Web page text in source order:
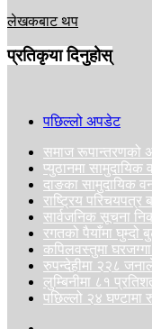
लेखकबाट थप
प्रतिकृया दिनुहोस्
पछिल्लो अपडेट
समाज रूपान्तरणको
प्युठानमा सामुदायिक
दाङका सामुदायिक
राष्ट्रिय परिचयपत्र
सार्वजनिक सूचना
रगतको पैयाँमा घुम्दो
कपिलवस्तुमा
रुपन्देहीमा २२८
लुम्बिनीमा ८१
पछिल्लो २४ घण्टामा